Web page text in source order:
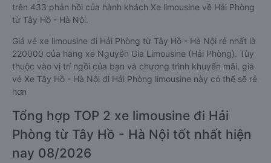
trên 433 phản hồi của hành khách Xe limousine về Hải Phòng
từ Tây Hồ - Hà Nội.
Giá vé xe limousine đi Hải Phòng từ Tây Hồ - Hà Nội rẻ nhất là
220000 của hãng xe Nguyễn Gia Limousine (Hải Phòng). Tùy
thuộc vào vị trí ngồi của bạn và chương trình khuyến mãi, giá
vé Xe Tây Hồ - Hà Nội đi Hải Phòng limousine này có thể sẽ rẻ
hơn
Tổng hợp TOP 2 xe limousine đi Hải
Phòng từ Tây Hồ - Hà Nội tốt nhất hiện
nay 08/2026